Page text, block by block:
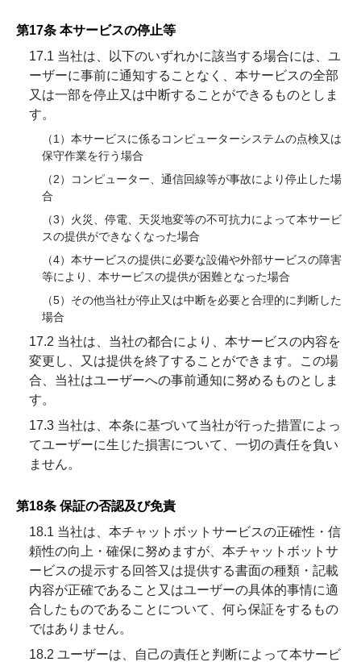
第17条 本サービスの停止等
17.1 当社は、以下のいずれかに該当する場合には、ユ
ーザーに事前に通知することなく、本サービスの全部
又は一部を停止又は中断することができるものとしま
す。
（1）本サービスに係るコンピューターシステムの点検又は
保守作業を行う場合
（2）コンピューター、通信回線等が事故により停止した場
合
（3）火災、停電、天災地変等の不可抗力によって本サービ
スの提供ができなくなった場合
（4）本サービスの提供に必要な設備や外部サービスの障害
等により、本サービスの提供が困難となった場合
（5）その他当社が停止又は中断を必要と合理的に判断した
場合
17.2 当社は、当社の都合により、本サービスの内容を
変更し、又は提供を終了することができます。この場
合、当社はユーザーへの事前通知に努めるものとしま
す。
17.3 当社は、本条に基づいて当社が行った措置によっ
てユーザーに生じた損害について、一切の責任を負い
ません。
第18条 保証の否認及び免責
18.1 当社は、本チャットボットサービスの正確性・信
頼性の向上・確保に努めますが、本チャットボットサ
ービスの提示する回答又は提供する書面の種類・記載
内容が正確であること又はユーザーの具体的事情に適
合したものであることについて、何ら保証をするもの
ではありません。
18.2 ユーザーは、自己の責任と判断によって本サービ